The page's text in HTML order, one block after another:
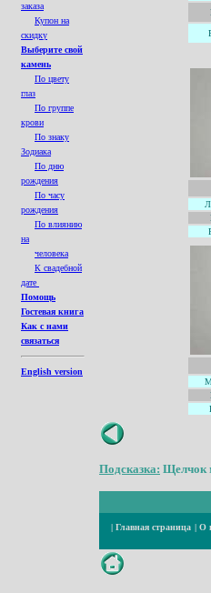
заказа
Купон на
скидку
Выберите свой
камень
По цвету
глаз
По группе
крови
По знаку
Зодиака
По дню
рождения
По часу
рождения
По влиянию
на
человека
К свадебной
дате
Помощь
Гостевая книга
Как с нами
связаться
English version
Подсказка: Щелчок
| Главная страница | О